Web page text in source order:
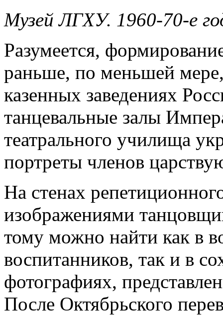
Музей ЛГХУ. 1960-70-е
Разумеется,
раньше, по меньшей
казенных заведениях
танцевальные залы
театрального училища
портреты членов
На стенах
изображениями
тому можно найти как в
воспитанников, так и в
фотографиях,
После Октябрьского